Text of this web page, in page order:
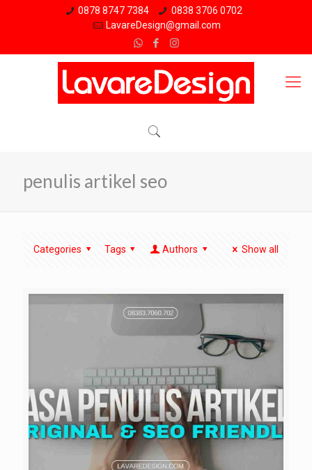
0878 8747 7384
0838 3706 0702
LavareDesign@gmail.com
penulis artikel seo
Categories Tags Authors Show all